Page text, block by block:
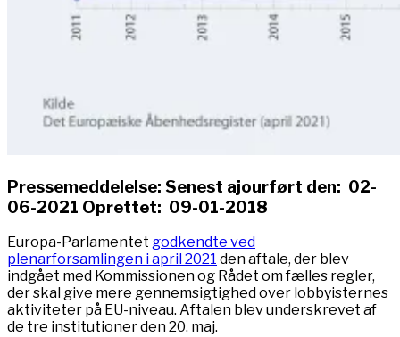
Pressemeddelelse: Senest ajourført den: 02-
06-2021 Oprettet: 09-01-2018
Europa-Parlamentet godkendte ved
plenarforsamlingen i april 2021 den aftale, der blev
indgået med Kommissionen og Rådet om fælles regler,
der skal give mere gennemsigtighed over lobbyisternes
aktiviteter på EU-niveau. Aftalen blev underskrevet af
de tre institutioner den 20. maj.